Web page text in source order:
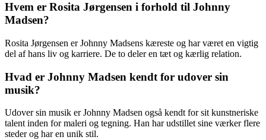
Hvem er Rosita Jørgensen i forhold til Johnny
Madsen?
Rosita Jørgensen er Johnny Madsens kæreste og har været en vigtig
del af hans liv og karriere. De to deler en tæt og kærlig relation.
Hvad er Johnny Madsen kendt for udover sin
musik?
Udover sin musik er Johnny Madsen også kendt for sit kunstneriske
talent inden for maleri og tegning. Han har udstillet sine værker flere
steder og har en unik stil.